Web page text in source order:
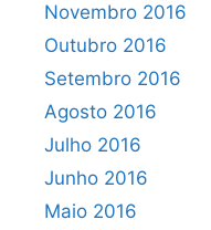
Novembro 2016
Outubro 2016
Setembro 2016
Agosto 2016
Julho 2016
Junho 2016
Maio 2016